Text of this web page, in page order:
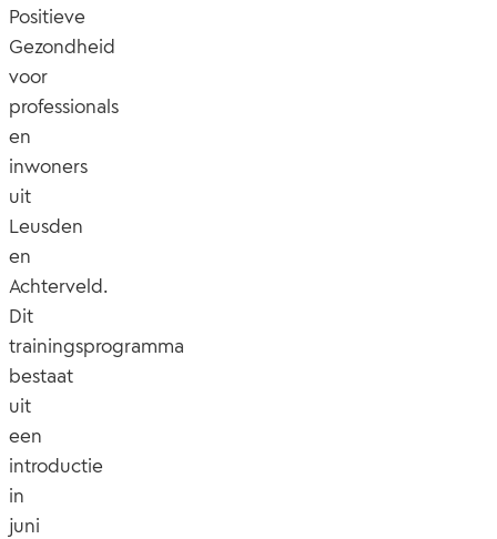
Positieve
Gezondheid
voor
professionals
en
inwoners
uit
Leusden
en
Achterveld.
Dit
trainingsprogramma
bestaat
uit
een
introductie
in
juni